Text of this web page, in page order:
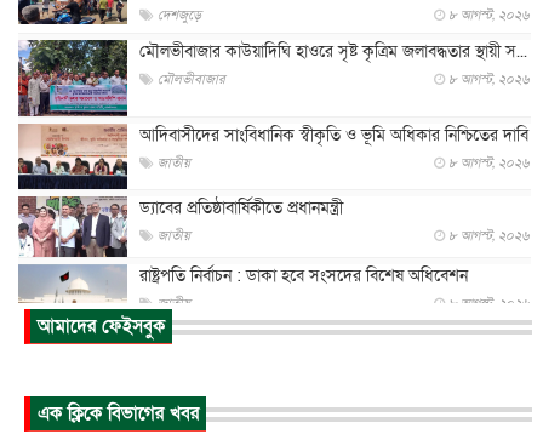
দেশজুড়ে ৮ আগস্ট, ২০২৬
মৌলভীবাজার কাউয়াদিঘি হাওরে সৃষ্ট কৃত্রিম জলাবদ্ধতার স্থায়ী স...
মৌলভীবাজার ৮ আগস্ট, ২০২৬
আদিবাসীদের সাংবিধানিক স্বীকৃতি ও ভূমি অধিকার নিশ্চিতের দাবি
জাতীয় ৮ আগস্ট, ২০২৬
ড্যাবের প্রতিষ্ঠাবার্ষিকীতে প্রধানমন্ত্রী
জাতীয় ৮ আগস্ট, ২০২৬
রাষ্ট্রপতি নির্বাচন : ডাকা হবে সংসদের বিশেষ অধিবেশন
জাতীয় ৮ আগস্ট, ২০২৬
প্রধানমন্ত্রীর সঙ্গে সাক্ষাতে খুদে শিল্পী অনুশ্রী রায়ের স্বপ...
পাকিস্তান-তুরস্কের সঙ্গে প্রতিরক্ষা চুক্তি সৌদি আরবকে কতটা ন...
আমাদের ফেইসবুক
এক ক্লিকে বিভাগের খবর